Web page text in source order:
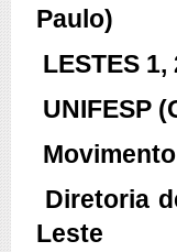
Paulo)
LESTES
UNIFESP
Diretoria
Leste